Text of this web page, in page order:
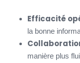
Efficacité
la bonne
manière plus